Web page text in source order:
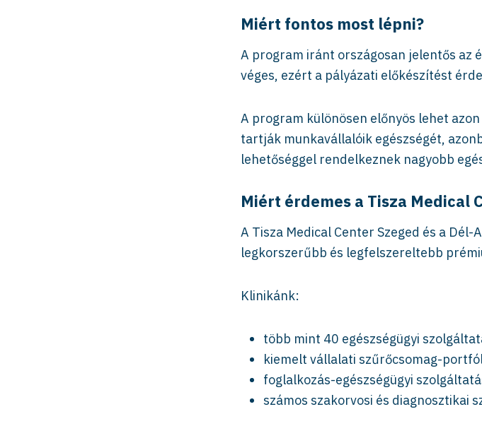
Miért fontos most lépni?
A program iránt országosan jelentős az
véges, ezért a pályázati előkészítést
A program különösen előnyös lehet
tartják munkavállalóik egészségét,
lehetőséggel rendelkeznek nagyobb
Miért érdemes a Tisza Medical
A Tisza Medical Center Szeged és a
legkorszerűbb és legfelszereltebb
Klinikánk:
több mint 40 egészségügyi
kiemelt vállalati szűrőcsomag-
foglalkozás-egészségügyi
számos szakorvosi és diagnosztikai